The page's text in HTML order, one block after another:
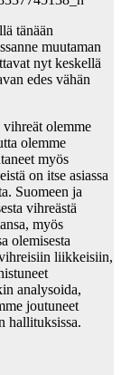
tänään
muutaman
nyt keskellä
edes vähän
olemme
olemme
myös
on itse asiassa
Suomeen ja
vihreästä
myös
olemisesta
liikkeisiin,
analysoida,
joutuneet
hallituksissa.